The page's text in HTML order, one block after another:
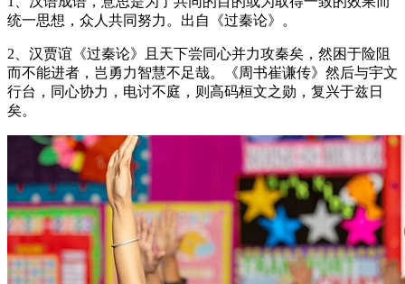
统一思想，众人共同努力。出自《过秦论》。
2、汉贾谊《过秦论》且天下尝同心并力攻秦矣，然困于险阻
而不能进者，岂勇力智慧不足哉。《周书崔谦传》然后与宇文
行台，同心协力，电讨不庭，则高码桓文之勋，复兴于兹日
矣。